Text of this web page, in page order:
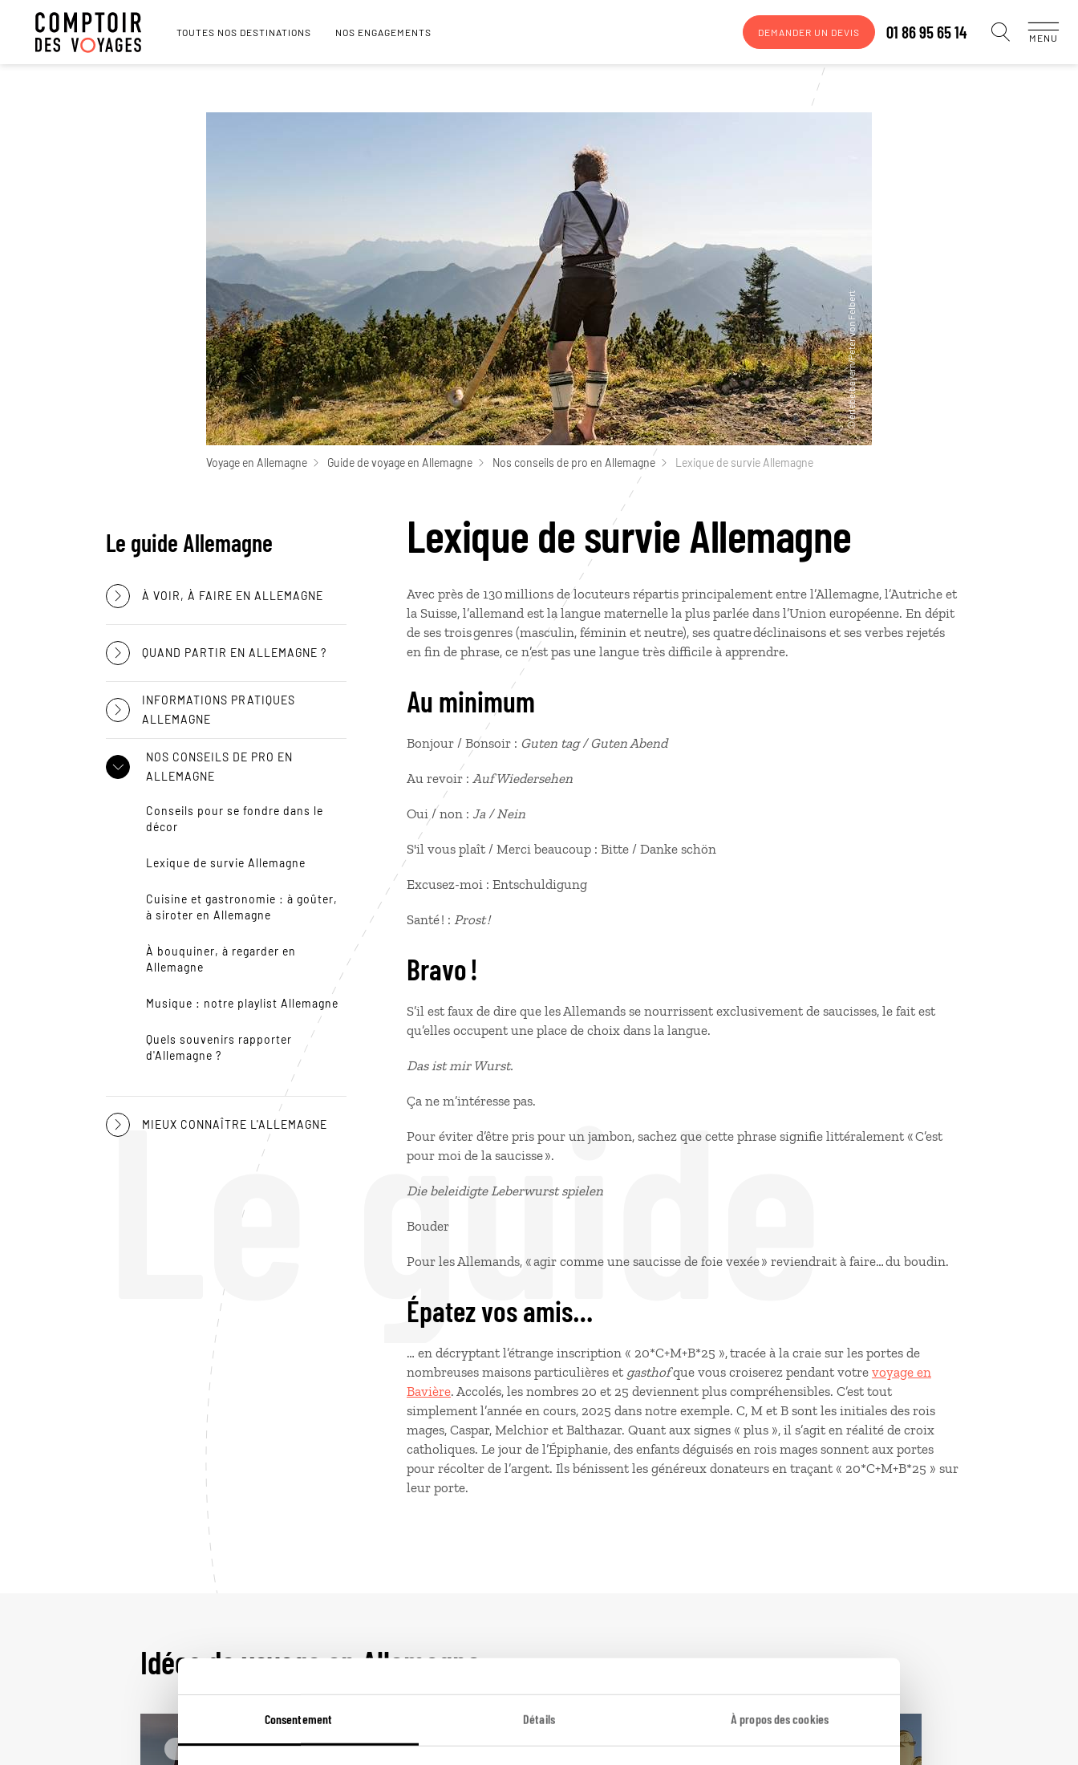
Consentement Détails À propos des cookies
TOUTES NOS DESTINATIONS NOS ENGAGEMENTS DEMANDER UN DEVIS 01 86 95 65 14 MENU
Voyage en Allemagne Guide de voyage en Allemagne Nos conseils de pro en Allemagne Lexique de survie Allemagne
Le guide
Le guide Allemagne
À VOIR, À FAIRE EN ALLEMAGNE
QUAND PARTIR EN ALLEMAGNE ?
INFORMATIONS PRATIQUES
ALLEMAGNE
NOS CONSEILS DE PRO EN
ALLEMAGNE
Conseils pour se fondre dans le
décor
Lexique de survie Allemagne
Cuisine et gastronomie : à goûter,
à siroter en Allemagne
À bouquiner, à regarder en
Allemagne
Musique : notre playlist Allemagne
Quels souvenirs rapporter
d'Allemagne ?
MIEUX CONNAÎTRE L'ALLEMAGNE
Lexique de survie Allemagne
Avec près de 130 millions de locuteurs répartis principalement entre l’Allemagne, l’Autriche et
la Suisse, l’allemand est la langue maternelle la plus parlée dans l’Union européenne. En dépit
de ses trois genres (masculin, féminin et neutre), ses quatre déclinaisons et ses verbes rejetés
en fin de phrase, ce n’est pas une langue très difficile à apprendre.
Au minimum
Bonjour / Bonsoir : Guten tag / Guten Abend
Au revoir : Auf Wiedersehen
Oui / non : Ja / Nein
S'il vous plaît / Merci beaucoup : Bitte / Danke schön
Excusez-moi : Entschuldigung
Santé ! : Prost !
Bravo !
S’il est faux de dire que les Allemands se nourrissent exclusivement de saucisses, le fait est
qu’elles occupent une place de choix dans la langue.
Das ist mir Wurst.
Ça ne m’intéresse pas.
Pour éviter d’être pris pour un jambon, sachez que cette phrase signifie littéralement « C’est
pour moi de la saucisse ».
Die beleidigte Leberwurst spielen
Bouder
Pour les Allemands, « agir comme une saucisse de foie vexée » reviendrait à faire… du boudin.
Épatez vos amis…
… en décryptant l’étrange inscription « 20*C+M+B*25 », tracée à la craie sur les portes de
nombreuses maisons particulières et gasthofque vous croiserez pendant votre voyage en
Bavière. Accolés, les nombres 20 et 25 deviennent plus compréhensibles. C’est tout
simplement l’année en cours, 2025 dans notre exemple. C, M et B sont les initiales des rois
mages, Caspar, Melchior et Balthazar. Quant aux signes « plus », il s’agit en réalité de croix
catholiques. Le jour de l’Épiphanie, des enfants déguisés en rois mages sonnent aux portes
pour récolter de l’argent. Ils bénissent les généreux donateurs en traçant « 20*C+M+B*25 » sur
leur porte.
Idées de voyage en Allemagne
Voyager en décalé Allemagne En train Roumanie En train République Tchèque